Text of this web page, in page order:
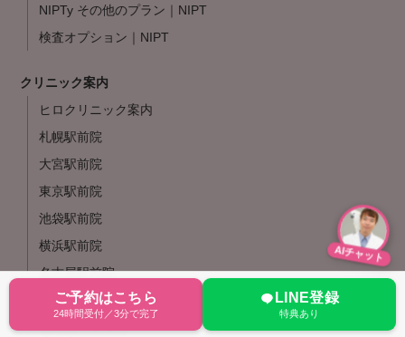
NIPTy その他のプラン｜NIPT
検査オプション｜NIPT
クリニック案内
ヒロクリニック案内
札幌駅前院
大宮駅前院
東京駅前院
池袋駅前院
横浜駅前院
名古屋駅前院
大阪駅前院
なんば心斎橋院
ご予約はこちら
24時間受付／3分で完了
LINE登録
特典あり
AIチャット